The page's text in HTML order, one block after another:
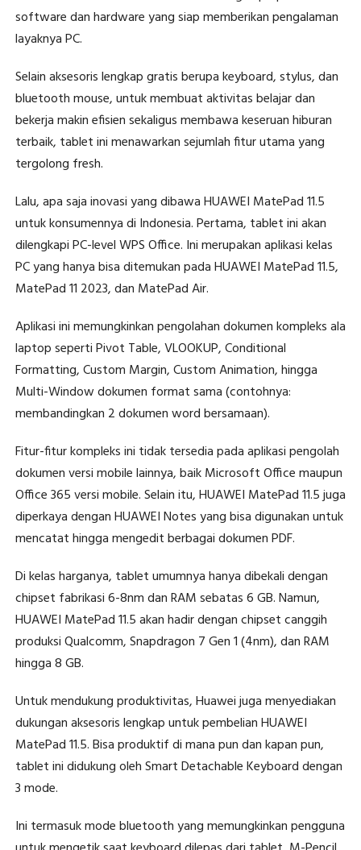
software dan hardware yang siap memberikan pengalaman
layaknya PC.
Selain aksesoris lengkap gratis berupa keyboard, stylus, dan
bluetooth mouse, untuk membuat aktivitas belajar dan
bekerja makin efisien sekaligus membawa keseruan hiburan
terbaik, tablet ini menawarkan sejumlah fitur utama yang
tergolong fresh.
Lalu, apa saja inovasi yang dibawa HUAWEI MatePad 11.5
untuk konsumennya di Indonesia. Pertama, tablet ini akan
dilengkapi PC-level WPS Office. Ini merupakan aplikasi kelas
PC yang hanya bisa ditemukan pada HUAWEI MatePad 11.5,
MatePad 11 2023, dan MatePad Air.
Aplikasi ini memungkinkan pengolahan dokumen kompleks ala
laptop seperti Pivot Table, VLOOKUP, Conditional
Formatting, Custom Margin, Custom Animation, hingga
Multi-Window dokumen format sama (contohnya:
membandingkan 2 dokumen word bersamaan).
Fitur-fitur kompleks ini tidak tersedia pada aplikasi pengolah
dokumen versi mobile lainnya, baik Microsoft Office maupun
Office 365 versi mobile. Selain itu, HUAWEI MatePad 11.5 juga
diperkaya dengan HUAWEI Notes yang bisa digunakan untuk
mencatat hingga mengedit berbagai dokumen PDF.
Di kelas harganya, tablet umumnya hanya dibekali dengan
chipset fabrikasi 6-8nm dan RAM sebatas 6 GB. Namun,
HUAWEI MatePad 11.5 akan hadir dengan chipset canggih
produksi Qualcomm, Snapdragon 7 Gen 1 (4nm), dan RAM
hingga 8 GB.
Untuk mendukung produktivitas, Huawei juga menyediakan
dukungan aksesoris lengkap untuk pembelian HUAWEI
MatePad 11.5. Bisa produktif di mana pun dan kapan pun,
tablet ini didukung oleh Smart Detachable Keyboard dengan
3 mode.
Ini termasuk mode bluetooth yang memungkinkan pengguna